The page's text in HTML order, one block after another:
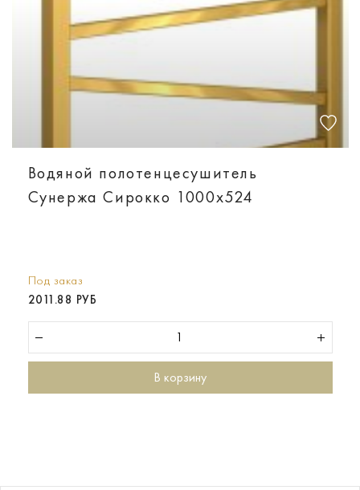
Водяной полотенцесушитель
Сунержа Сирокко 1000х524
Под заказ
2011.88 РУБ
В корзину